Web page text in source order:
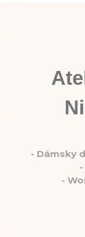
- Dámsky
-
-